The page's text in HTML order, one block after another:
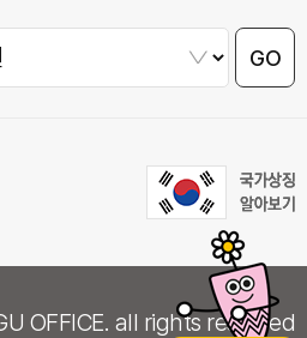
GO
OFFICE. all rights reserved